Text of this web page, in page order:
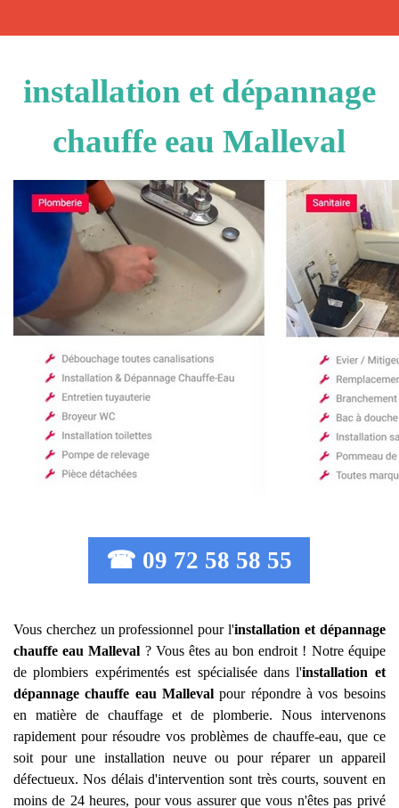
installation et dépannage
chauffe eau Malleval
☎ 09 72 58 58 55
Vous cherchez un professionnel pour l'installation et dépannage
chauffe eau Malleval ? Vous êtes au bon endroit ! Notre équipe
de plombiers expérimentés est spécialisée dans l'installation et
dépannage chauffe eau Malleval pour répondre à vos besoins
en matière de chauffage et de plomberie. Nous intervenons
rapidement pour résoudre vos problèmes de chauffe-eau, que ce
soit pour une installation neuve ou pour réparer un appareil
défectueux. Nos délais d'intervention sont très courts, souvent en
moins de 24 heures, pour vous assurer que vous n'êtes pas privé